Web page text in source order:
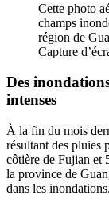
Cette photo
champs
région de
Capture
Des
intenses
À la fin du mois
résultant des pluies
côtière de Fujian et
la province de
dans les inondations.